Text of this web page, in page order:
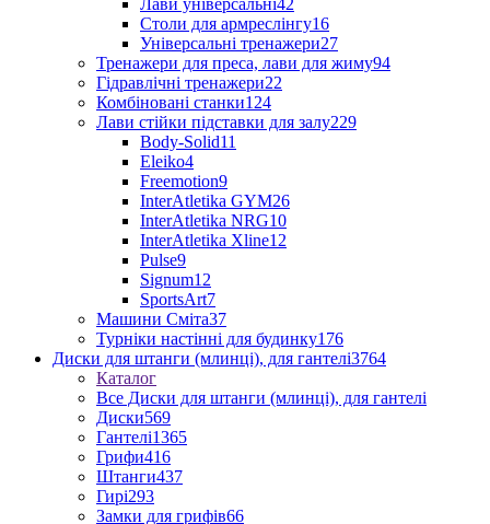
Лави універсальні42
Столи для армреслінгу16
Універсальні тренажери27
Тренажери для преса, лави для жиму94
Гідравлічні тренажери22
Комбіновані станки124
Лави стійки підставки для залу229
Body-Solid11
Eleiko4
Freemotion9
InterAtletika GYM26
InterAtletika NRG10
InterAtletika Xline12
Pulse9
Signum12
SportsArt7
Машини Сміта37
Турніки настінні для будинку176
Диски для штанги (млинці), для гантелі3764
Каталог
Все Диски для штанги (млинці), для гантелі
Диски569
Гантелі1365
Грифи416
Штанги437
Гирі293
Замки для грифів66